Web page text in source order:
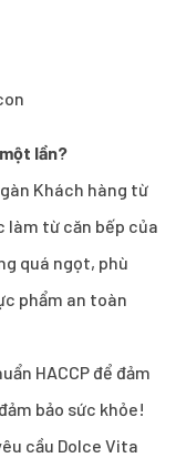
lần?
Khách hàng từ
làm từ căn bếp của
quá ngọt, phù
phẩm an toàn
HACCP để đảm
bảo sức khỏe!
cầu Dolce Vita